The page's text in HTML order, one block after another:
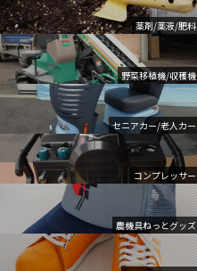
薬剤/薬液/肥料
野菜移植機/収穫機
セニアカー/老人カー
コンプレッサー
農機具ねっとグッズ